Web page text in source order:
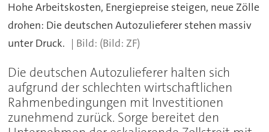
Hohe Arbeitskosten, Energiepreise steigen, neue Zölle
drohen: Die deutschen Autozulieferer stehen massiv
unter Druck.
(Bild: ZF)
Die deutschen Autozulieferer halten sich
aufgrund der schlechten wirtschaftlichen
Rahmenbedingungen mit Investitionen
zunehmend zurück. Sorge bereitet den